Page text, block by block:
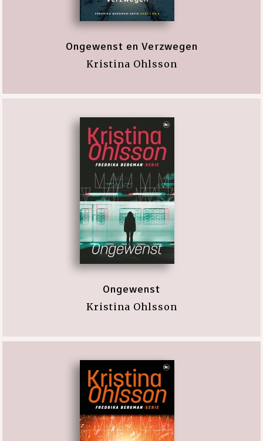
Ongewenst en Verzwegen
Kristina Ohlsson
Ongewenst
Kristina Ohlsson